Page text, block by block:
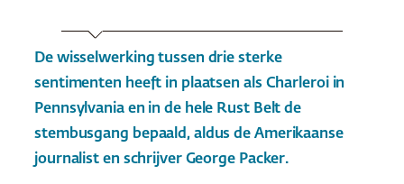
De wisselwerking tussen drie sterke
sentimenten heeft in plaatsen als Charleroi in
Pennsylvania en in de hele Rust Belt de
stembusgang bepaald, aldus de Amerikaanse
journalist en schrijver George Packer.